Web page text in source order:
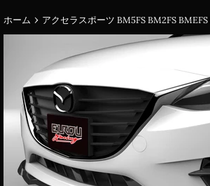
ホーム › アクセラスポーツ BM5FS BM2FS